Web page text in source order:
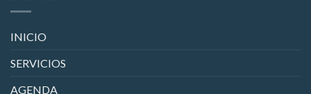
INICIO
SERVICIOS
AGENDA